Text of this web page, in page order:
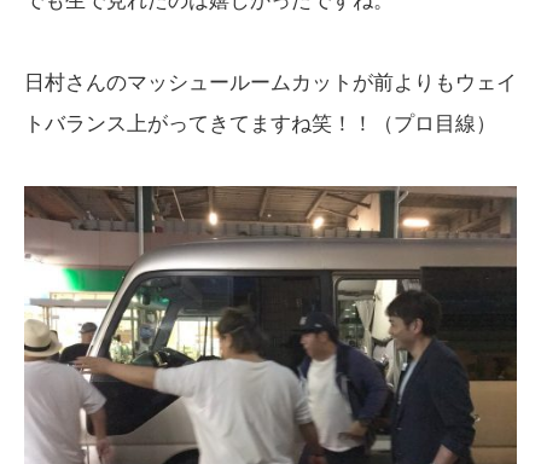
日村さんのマッシュールームカットが前よりもウェイ
トバランス上がってきてますね笑！！（プロ目線）